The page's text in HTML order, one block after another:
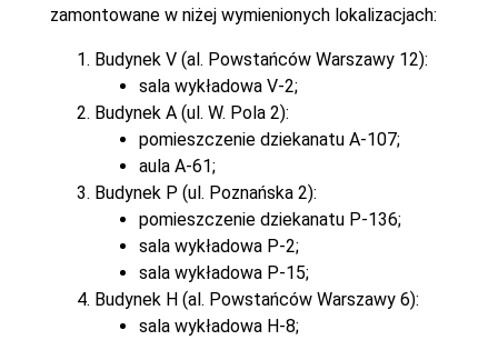
zamontowane w niżej wymienionych lokalizacjach:
Budynek V (al. Powstańców Warszawy 12):
sala wykładowa V-2;
Budynek A (ul. W. Pola 2):
pomieszczenie dziekanatu A-107;
aula A-61;
Budynek P (ul. Poznańska 2):
pomieszczenie dziekanatu P-136;
sala wykładowa P-2;
sala wykładowa P-15;
Budynek H (al. Powstańców Warszawy 6):
sala wykładowa H-8;